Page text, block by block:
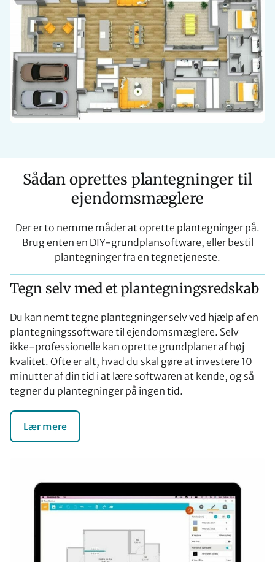
Sådan oprettes plantegninger til
ejendomsmæglere
Der er to nemme måder at oprette plantegninger på.
Brug enten en DIY-grundplansoftware, eller bestil
plantegninger fra en tegnetjeneste.
Tegn selv med et plantegningsredskab
Du kan nemt tegne plantegninger selv ved hjælp af en
plantegningssoftware til ejendomsmæglere. Selv
ikke-professionelle kan oprette grundplaner af høj
kvalitet. Ofte er alt, hvad du skal gøre at investere 10
minutter af din tid i at lære softwaren at kende, og så
tegner du plantegninger på ingen tid.
Lær mere